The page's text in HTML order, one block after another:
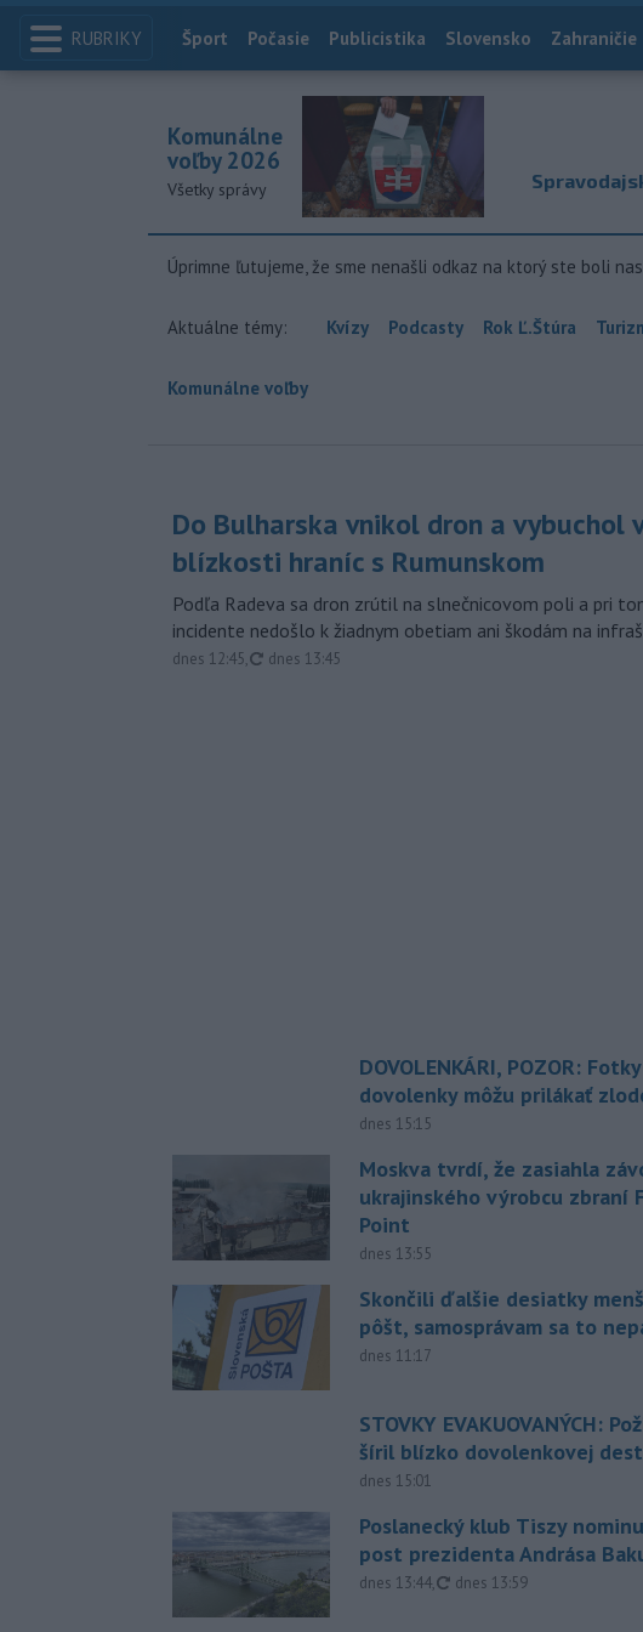
RUBRIKY Index
Šport Počasie Publicistika Slovensko Zahraničie
Komunálne
voľby 2026
Všetky správy
Úprimne ľutujeme, že sme nenašli odkaz na ktorý ste boli
Aktuálne témy: Kvízy Podcasty Rok Ľ.Štúra
Komunálne voľby
Do Bulharska vnikol dron a vybuchol v
blízkosti hraníc s Rumunskom
Podľa Radeva sa dron zrútil na slnečnicovom poli a pri
incidente nedošlo k žiadnym obetiam ani škodám na
dnes 12:45, aktualizované
dnes 13:45
DOVOLENKÁRI, POZOR:
dovolenky môžu prilákať
dnes 15:15
Moskva tvrdí, že zasiahla
ukrajinského výrobcu zbraní
Point
dnes 13:55
Skončili ďalšie desiatky
pôšt, samosprávam sa to
dnes 11:17
STOVKY EVAKUOVANÝCH:
šíril blízko dovolenkovej
dnes 15:01
Poslanecký klub Tiszy
post prezidenta Andrása
dnes 13:44, aktualizované
dnes 13:59